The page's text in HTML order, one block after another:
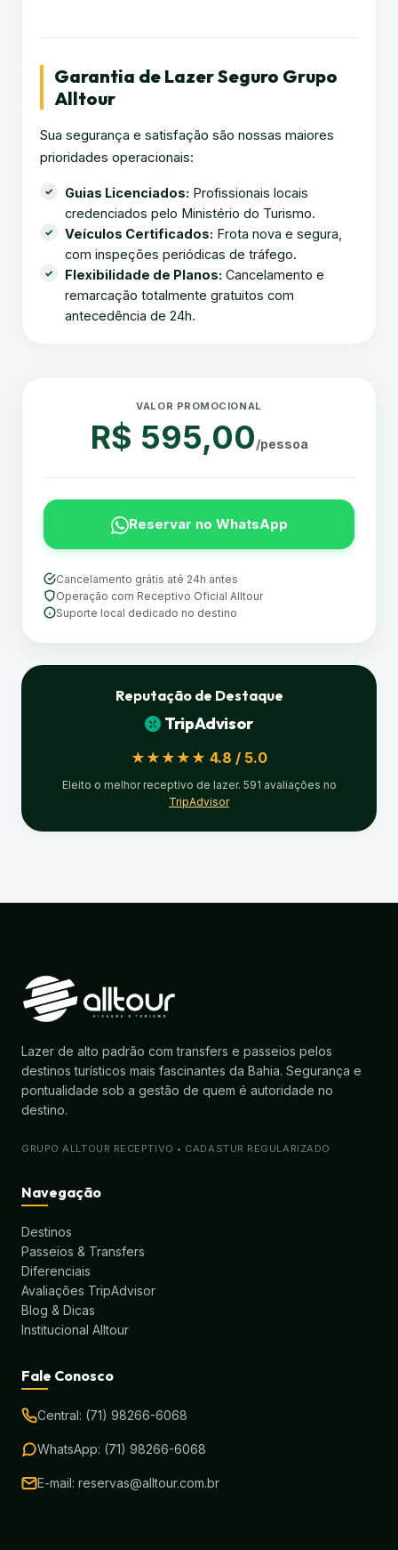
Garantia de Lazer Seguro Grupo
Alltour
Sua segurança e satisfação são nossas maiores
prioridades operacionais:
Guias Licenciados: Profissionais locais
credenciados pelo Ministério do Turismo.
Veículos Certificados: Frota nova e segura,
com inspeções periódicas de tráfego.
Flexibilidade de Planos: Cancelamento e
remarcação totalmente gratuitos com
antecedência de 24h.
VALOR PROMOCIONAL
R$ 595,00/pessoa
Reservar no WhatsApp
Cancelamento grátis até 24h antes
Operação com Receptivo Oficial Alltour
Suporte local dedicado no destino
Reputação de Destaque
TripAdvisor
★★★★★ 4.8 / 5.0
Eleito o melhor receptivo de lazer. 591 avaliações no
TripAdvisor
Lazer de alto padrão com transfers e passeios pelos
destinos turísticos mais fascinantes da Bahia. Segurança e
pontualidade sob a gestão de quem é autoridade no
destino.
GRUPO ALLTOUR RECEPTIVO • CADASTUR REGULARIZADO
Navegação
Destinos
Passeios & Transfers
Diferenciais
Avaliações TripAdvisor
Blog & Dicas
Institucional Alltour
Fale Conosco
Central: (71) 98266-6068
WhatsApp: (71) 98266-6068
E-mail: reservas@alltour.com.br